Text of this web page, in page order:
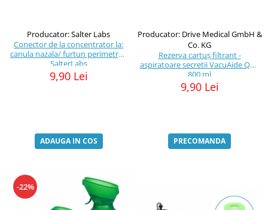
Producator: Salter Labs
Conector de la concentrator la:
canula nazala/ furtun perimetru -
SalterLabs
9,90 Lei
ADAUGA IN COS
Producator: Drive Medical GmbH &
Co. KG
Rezerva cartuș filtrant -
aspiratoare secretii VacuAide QSU
800 ml
9,90 Lei
PRECOMANDA
-22%